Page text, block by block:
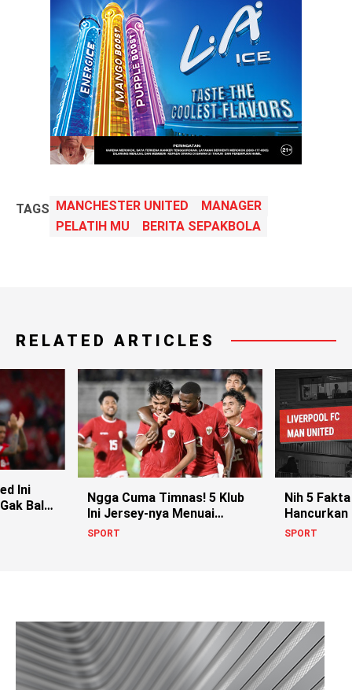
TAGS MANCHESTER UNITED
MANAGER
PELATIH MU
BERITA SEPAKBOLA
RELATED ARTICLES
Ini
Balik
Ngga Cuma Timnas! 5 Klub
Ini Jersey-nya Menuai
Kontroversi!
SPORT
Nih 5
Hancurkan
SPORT